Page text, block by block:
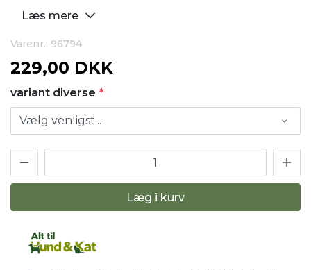
Læs mere
Varenr.: 96794
229,00 DKK
variant diverse *
Læg i kurv